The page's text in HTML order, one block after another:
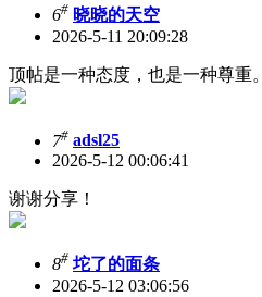
6# 晓晓的天空
2026-5-11 20:09:28
顶帖是一种态度，也是一种尊重。
7# adsl25
2026-5-12 00:06:41
谢谢分享！
8# 坨了的面条
2026-5-12 03:06:56